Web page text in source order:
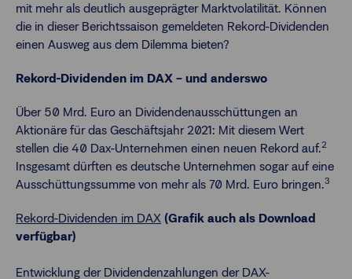
mit mehr als deutlich ausgeprägter Marktvolatilität. Können
die in dieser Berichtssaison gemeldeten Rekord-Dividenden
einen Ausweg aus dem Dilemma bieten?
Rekord-Dividenden im DAX – und anderswo
Über 50 Mrd. Euro an Dividendenausschüttungen an
Aktionäre für das Geschäftsjahr 2021: Mit diesem Wert
stellen die 40 Dax-Unternehmen einen neuen Rekord auf.2
Insgesamt dürften es deutsche Unternehmen sogar auf eine
Ausschüttungssumme von mehr als 70 Mrd. Euro bringen.3
Rekord-Dividenden im DAX (Grafik auch als Download
verfügbar)
Entwicklung der Dividendenzahlungen der DAX-